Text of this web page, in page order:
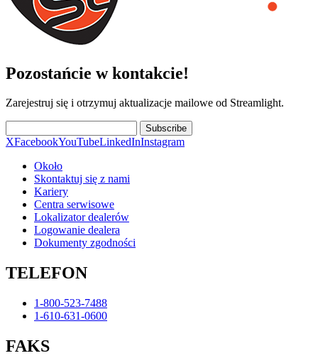
Pozostańcie w kontakcie!
Zarejestruj się i otrzymuj aktualizacje mailowe od Streamlight.
Subscribe
XFacebookYouTubeLinkedInInstagram
Około
Skontaktuj się z nami
Kariery
Centra serwisowe
Lokalizator dealerów
Logowanie dealera
Dokumenty zgodności
TELEFON
1-800-523-7488
1-610-631-0600
FAKS